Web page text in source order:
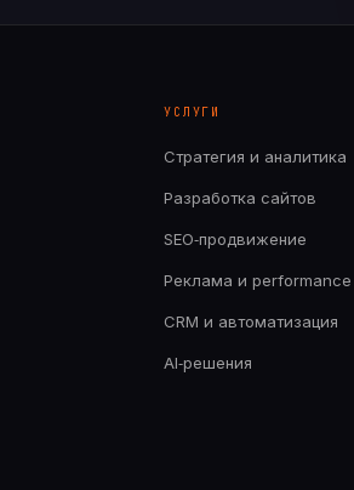
УСЛУГИ
Стратегия и аналитика
Разработка сайтов
SEO‑продвижение
Реклама и performance
CRM и автоматизация
AI‑решения